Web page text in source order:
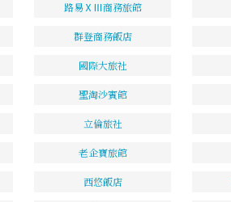
路易ⅩⅢ商務旅館
群登商務飯店
國際大旅社
聖淘沙賓館
立倫旅社
老企寶旅館
西悠飯店